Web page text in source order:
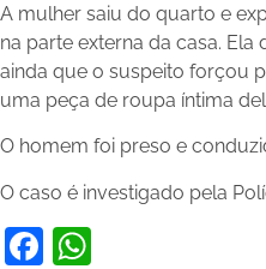
A mulher saiu do quarto e
na parte externa da casa.
ainda que o suspeito forçou
uma peça de roupa íntima
O homem foi preso e
O caso é investigado pela
Facebook